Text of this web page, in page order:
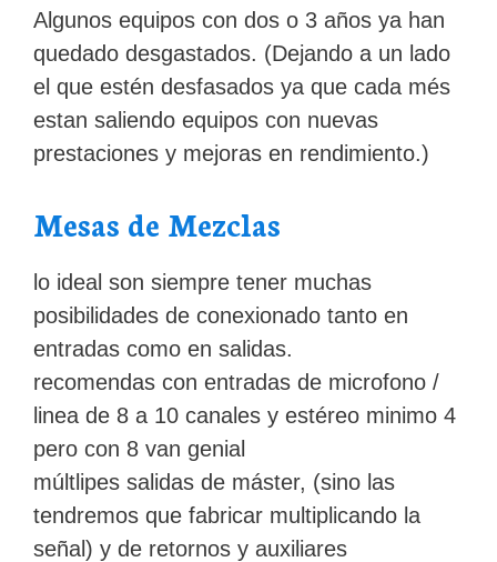
Algunos equipos con dos o 3 años ya han
quedado desgastados. (Dejando a un lado
el que estén desfasados ya que cada més
estan saliendo equipos con nuevas
prestaciones y mejoras en rendimiento.)
Mesas de Mezclas
lo ideal son siempre tener muchas
posibilidades de conexionado tanto en
entradas como en salidas.
recomendas con entradas de microfono /
linea de 8 a 10 canales y estéreo minimo 4
pero con 8 van genial
múltlipes salidas de máster, (sino las
tendremos que fabricar multiplicando la
señal) y de retornos y auxiliares